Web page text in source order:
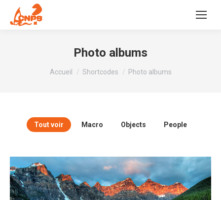
Photo albums
Vous êtes ici :
Accueil Shortcodes Photo albums
Tout voir Macro Objects People